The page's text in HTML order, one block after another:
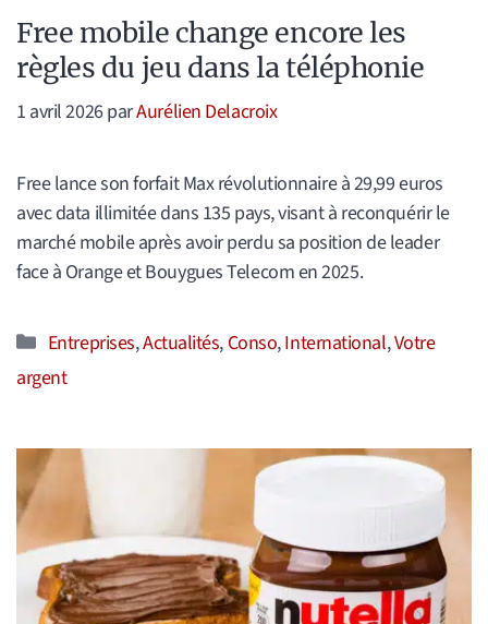
Free mobile change encore les
règles du jeu dans la téléphonie
1 avril 2026parAurélien Delacroix
Free lance son forfait Max révolutionnaire à 29,99 euros
avec data illimitée dans 135 pays, visant à reconquérir le
marché mobile après avoir perdu sa position de leader
face à Orange et Bouygues Telecom en 2025.
Catégories
Entreprises,Actualités, Conso,International,Votre
argent